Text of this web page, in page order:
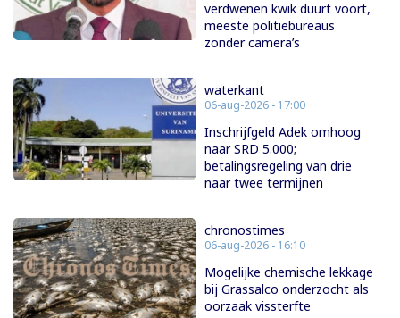
verdwenen kwik duurt voort,
meeste politiebureaus
zonder camera’s
waterkant
06-aug-2026 - 17:00
Inschrijfgeld Adek omhoog
naar SRD 5.000;
betalingsregeling van drie
naar twee termijnen
chronostimes
06-aug-2026 - 16:10
Mogelijke chemische lekkage
bij Grassalco onderzocht als
oorzaak vissterfte